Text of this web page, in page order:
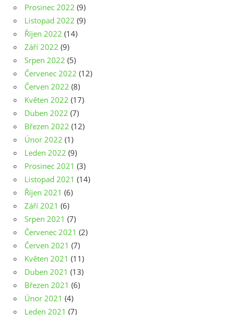
Prosinec 2022 (9)
Listopad 2022 (9)
Říjen 2022 (14)
Září 2022 (9)
Srpen 2022 (5)
Červenec 2022 (12)
Červen 2022 (8)
Květen 2022 (17)
Duben 2022 (7)
Březen 2022 (12)
Únor 2022 (1)
Leden 2022 (9)
Prosinec 2021 (3)
Listopad 2021 (14)
Říjen 2021 (6)
Září 2021 (6)
Srpen 2021 (7)
Červenec 2021 (2)
Červen 2021 (7)
Květen 2021 (11)
Duben 2021 (13)
Březen 2021 (6)
Únor 2021 (4)
Leden 2021 (7)